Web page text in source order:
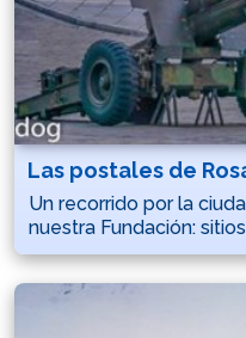
Las postales de
Un recorrido por la
nuestra Fundación: